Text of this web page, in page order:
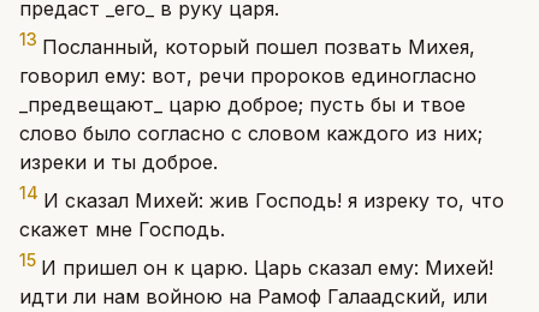
предаст _его_ в руку царя.
13 Посланный, который пошел позвать Михея,
говорил ему: вот, речи пророков единогласно
_предвещают_ царю доброе; пусть бы и твое
слово было согласно с словом каждого из них;
изреки и ты доброе.
14 И сказал Михей: жив Господь! я изреку то, что
скажет мне Господь.
15 И пришел он к царю. Царь сказал ему: Михей!
идти ли нам войною на Рамоф Галаадский, или